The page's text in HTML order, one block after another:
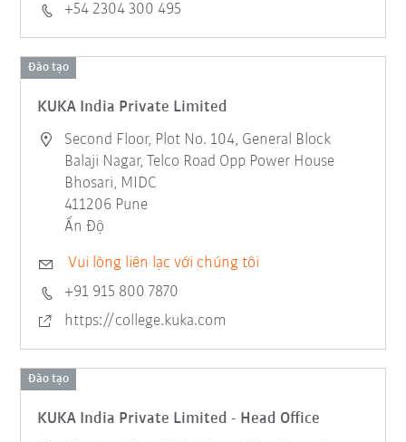
+54 2304 300 495
Đào tạo
KUKA India Private Limited
Second Floor, Plot No. 104, General Block
Balaji Nagar, Telco Road Opp Power House
Bhosari, MIDC
411206 Pune
Ấn Độ
Vui lòng liên lạc với chúng tôi
+91 915 800 7870
https://college.kuka.com
Đào tạo
KUKA India Private Limited - Head Office